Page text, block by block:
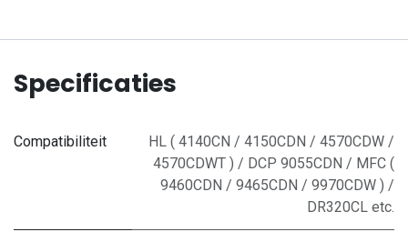
Specificaties
Compatibiliteit
HL ( 4140CN / 4150CDN / 4570CDW /
4570CDWT ) / DCP 9055CDN / MFC (
9460CDN / 9465CDN / 9970CDW ) /
DR320CL etc.